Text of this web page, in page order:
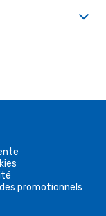
promotionnels